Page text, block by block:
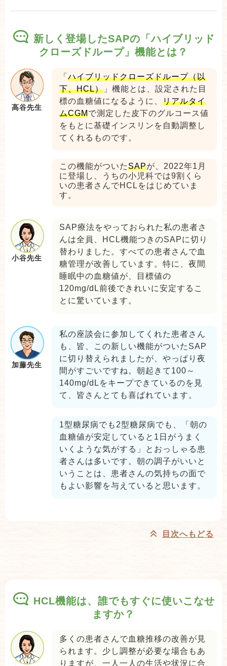
新しく登場したSAPの「ハイブリッド
クローズドループ」機能とは？
高谷先生
「 ハイブリッドクローズドループ（以
下、HCL）」機能とは、設定された目
標の血糖値になるように、 リアルタイ
ムCGMで測定した皮下のグルコース値
をもとに基礎インスリンを自動調整し
てくれるものです。
この機能がついたSAPが、2022年1月
に登場し、うちの小児科では9割くら
いの患者さんでHCLをはじめていま
す。
小谷先生
SAP療法をやっておられた私の患者さ
んは全員、HCL機能つきのSAPに切り
替わりました。すべての患者さんで血
糖管理が改善しています。特に、夜間
睡眠中の血糖値が、目標値の
120mg/dL前後できれいに安定するこ
とに驚いています。
加藤先生
私の座談会に参加してくれた患者さん
も、皆、この新しい機能がついたSAP
に切り替えられましたが、やっぱり夜
間がすごいですね。朝起きて100～
140mg/dLをキープできているのを見
て、皆さんとても喜ばれています。
1型糖尿病でも2型糖尿病でも、「朝の
血糖値が安定していると1日がうまく
いくような気がする」とおっしゃる患
者さんは多いです。朝の調子がいいと
いうことは、患者さんの気持ちの面で
もよい影響を与えていると思います。
目次へもどる
HCL機能は、誰でもすぐに使いこなせ
ますか？
多くの患者さんで血糖推移の改善が見
られます。少し調整が必要な場合もあ
りますが、一人一人の生活や状況に合